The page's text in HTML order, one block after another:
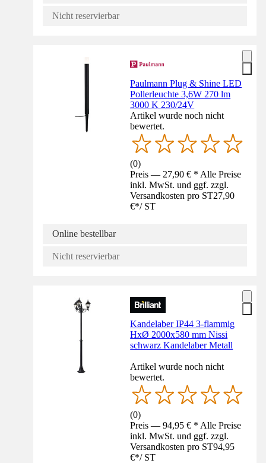
Nicht reservierbar
Paulmann Plug & Shine LED
Pollerleuchte 3,6W 270 lm
3000 K 230/24V
Artikel wurde noch nicht
bewertet.
(0)
Preis — 27,90 € * Alle Preise
inkl. MwSt. und ggf. zzgl.
Versandkosten pro ST27,90
€*/ ST
Online bestellbar
Nicht reservierbar
Kandelaber IP44 3-flammig
HxØ 2000x580 mm Nissi
schwarz Kandelaber Metall
Artikel wurde noch nicht
bewertet.
(0)
Preis — 94,95 € * Alle Preise
inkl. MwSt. und ggf. zzgl.
Versandkosten pro ST94,95
€*/ ST